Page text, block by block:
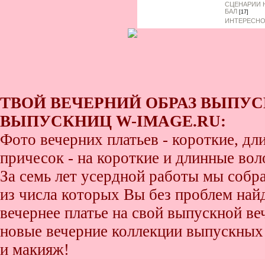
СЦЕНАРИИ
БАЛ [17]
ТВОЙ ВЕЧЕРНИЙ ОБРАЗ
ВЫПУСКНИЦ W-IMAGE.RU:
Фото вечерних платьев - короткие,
причесок - на короткие и длинные
За семь лет усердной работы мы
из числа которых Вы без проблем
вечернее платье на свой выпускной
новые вечерние коллекции
и макияж!